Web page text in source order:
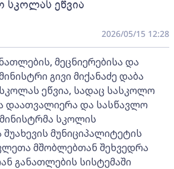
სკოლას ეწვია
2026/05/15 12:28
მეცნიერებისა და
გივი მიქანაძე დაბა
ეწვია, სადაც სასკოლო
დაათვალიერა და სასწავლო
სკოლის
მუნიციპალიტეტის
მშობლებთან შეხვედრა
განათლების სისტემაში